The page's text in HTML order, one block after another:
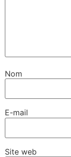
Nom
E-mail
Site web